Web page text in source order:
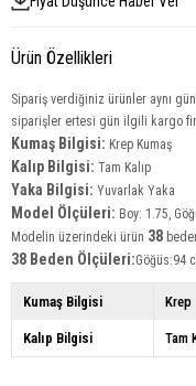
Ürün Özellikleri
Sipariş verdiğiniz ürünler aynı
siparişler ertesi gün ilgili kargo
Kumaş Bilgisi: Krep Kumaş
Kalıp Bilgisi: Tam Kalıp
Yaka Bilgisi: Yuvarlak Yaka
Model Ölçüleri: Boy: 1.75,
Modelin üzerindeki ürün 38
38 Beden Ölçüleri:Göğüs:94
Kumaş Bilgisi Krep
Kalıp Bilgisi Tam